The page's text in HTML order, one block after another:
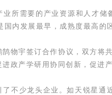
业所需要的产业资源和人才
内发展最早，成熟度最高的
物宇签订合作协议，双方将
政产学研用协同创新，促进
不少龙头企业。如天锐星